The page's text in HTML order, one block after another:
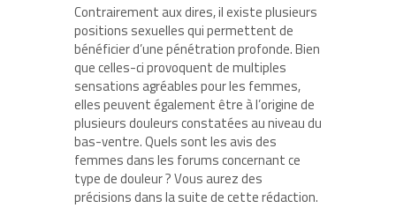
Contrairement aux dires, il existe plusieurs
positions sexuelles qui permettent de
bénéficier d’une pénétration profonde. Bien
que celles-ci provoquent de multiples
sensations agréables pour les femmes,
elles peuvent également être à l’origine de
plusieurs douleurs constatées au niveau du
bas-ventre. Quels sont les avis des
femmes dans les forums concernant ce
type de douleur ? Vous aurez des
précisions dans la suite de cette rédaction.